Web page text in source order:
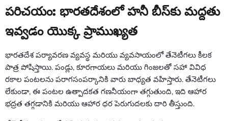
పరిచయం: భారతదేశంలో హనీ బీస్‌కు మద్దతు
ఇవ్వడం యొక్క ప్రాముఖ్యత
భారతదేశ పర్యావరణ వ్యవస్థ మరియు వ్యవసాయంలో తేనెటీగలు కీలక
పాత్ర పోషిస్తాయి. పండ్లు, కూరగాయలు మరియు గింజలతో సహా వివిధ
రకాల పంటలను పరాగసంపర్కానికి వారు బాధ్యత వహిస్తారు. తేనెటీగలు
లేకుండా, ఈ పంటల ఉత్పాదకత గణనీయంగా తగ్గుతుంది, ఇది ఆహార
భద్రత తగ్గడానికి మరియు ఆహార ధర పెరుగుదలకు దారి తీస్తుంది.